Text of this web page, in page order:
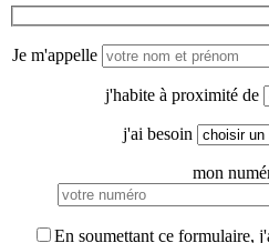
Je m'appelle
j'habite à proximité de
j'ai besoin
mon
En soumettant ce formulaire,